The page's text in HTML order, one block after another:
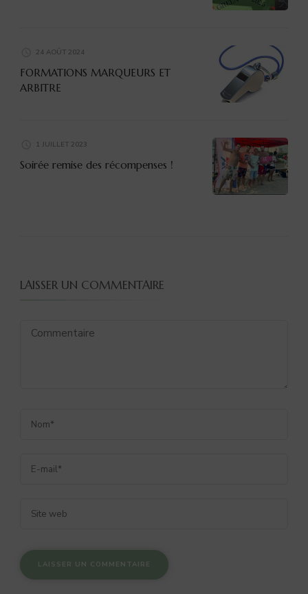
24 AOÛT 2024
FORMATIONS MARQUEURS ET
ARBITRE
1 JUILLET 2023
Soirée remise des récompenses !
LAISSER UN COMMENTAIRE